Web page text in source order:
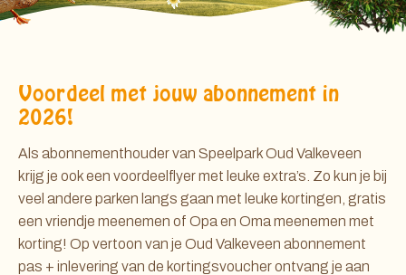
Voordeel met jouw abonnement in
2026!
Als abonnementhouder van Speelpark Oud Valkeveen
krijg je ook een voordeelflyer met leuke extra’s. Zo kun je bij
veel andere parken langs gaan met leuke kortingen, gratis
een vriendje meenemen of Opa en Oma meenemen met
korting! Op vertoon van je Oud Valkeveen abonnement
pas + inlevering van de kortingsvoucher ontvang je aan